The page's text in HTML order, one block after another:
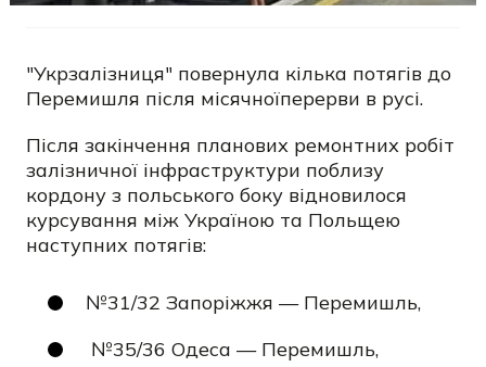
"Укрзалізниця" повернула кілька потягів до
Перемишля після місячноїперерви в русі.
Після закінчення планових ремонтних робіт
залізничної інфраструктури поблизу
кордону з польського боку відновилося
курсування між Україною та Польщею
наступних потягів:
№31/32 Запоріжжя — Перемишль,
№35/36 Одеса — Перемишль,